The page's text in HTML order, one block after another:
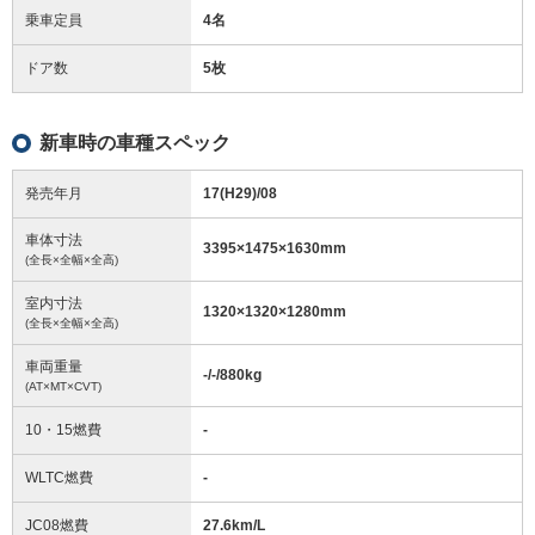
乗車定員 4名
ドア数 5枚
新車時の車種スペック
発売年月 17(H29)/08
車体寸法
(全長×全幅×全高)
3395×1475×1630mm
室内寸法
(全長×全幅×全高)
1320×1320×1280mm
車両重量
(AT×MT×CVT)
-/-/880kg
10・15燃費 -
WLTC燃費 -
JC08燃費 27.6km/L